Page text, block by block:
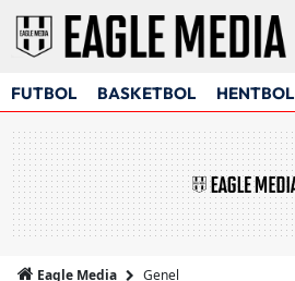
FUTBOL BASKETBOL HENTBOL
Eagle Media Genel